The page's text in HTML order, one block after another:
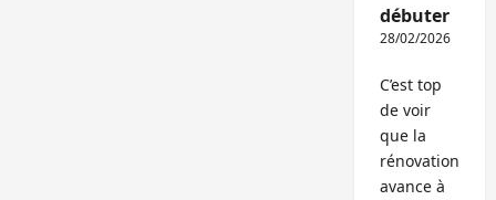
débuter
28/02/2026
C’est top
de voir
que la
rénovation
avance à